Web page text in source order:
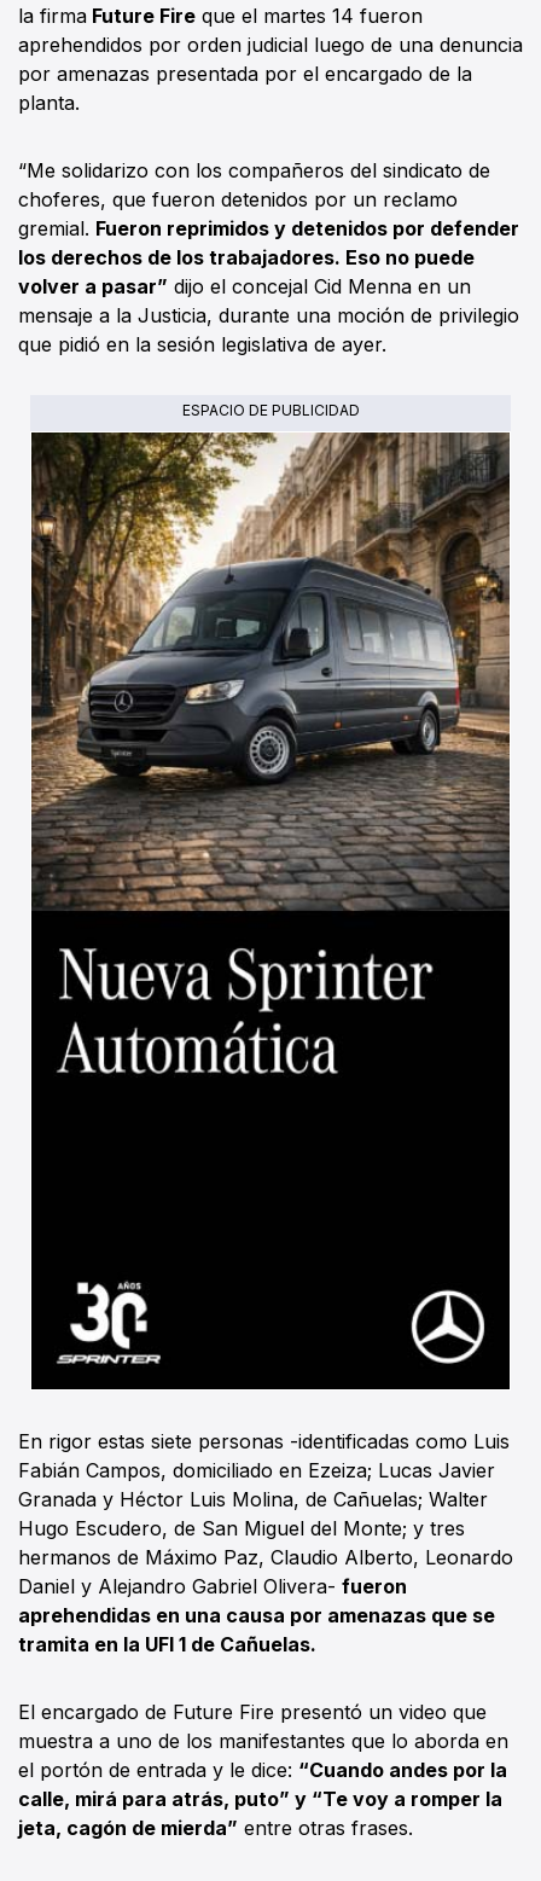
la firma Future Fire que el martes 14 fueron
aprehendidos por orden judicial luego de una denuncia
por amenazas presentada por el encargado de la
planta.
“Me solidarizo con los compañeros del sindicato de
choferes, que fueron detenidos por un reclamo
gremial. Fueron reprimidos y detenidos por defender
los derechos de los trabajadores. Eso no puede
volver a pasar” dijo el concejal Cid Menna en un
mensaje a la Justicia, durante una moción de privilegio
que pidió en la sesión legislativa de ayer.
ESPACIO DE PUBLICIDAD
En rigor estas siete personas -identificadas como Luis
Fabián Campos, domiciliado en Ezeiza; Lucas Javier
Granada y Héctor Luis Molina, de Cañuelas; Walter
Hugo Escudero, de San Miguel del Monte; y tres
hermanos de Máximo Paz, Claudio Alberto, Leonardo
Daniel y Alejandro Gabriel Olivera- fueron
aprehendidas en una causa por amenazas que se
tramita en la UFI 1 de Cañuelas.
El encargado de Future Fire presentó un video que
muestra a uno de los manifestantes que lo aborda en
el portón de entrada y le dice: “Cuando andes por la
calle, mirá para atrás, puto” y “Te voy a romper la
jeta, cagón de mierda” entre otras frases.